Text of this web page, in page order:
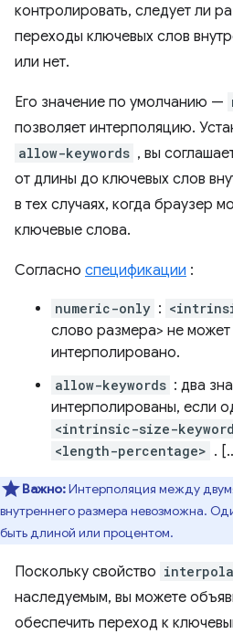
контролировать, следует ли
переходы ключевых слов
или нет.
Его значение по умолчанию —
позволяет интерполяцию.
allow-keywords , вы
от длины до ключевых слов
в тех случаях, когда браузер
ключевые слова.
Согласно спецификации :
numeric-only :
слово размера> не может
интерполировано.
allow-keywords : два
интерполированы, если
<intrinsic-size-
<length-percentage> .
Важно:Интерполяция между
внутреннего размера невозможна.
быть длиной или процентом.
Поскольку свойство
наследуемым, вы можете
обеспечить переход к